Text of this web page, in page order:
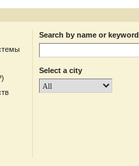
Search by name or keyword
Select a city